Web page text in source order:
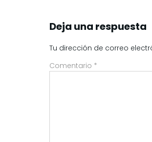
Deja una respuesta
Tu dirección de correo
Comentario *